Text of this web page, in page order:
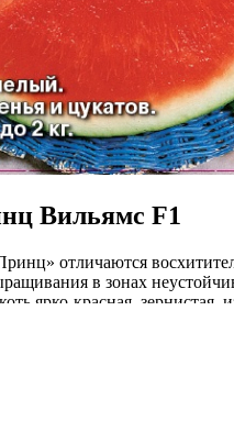
Вильямс F1
отличаются
в зонах
ярко-красная,